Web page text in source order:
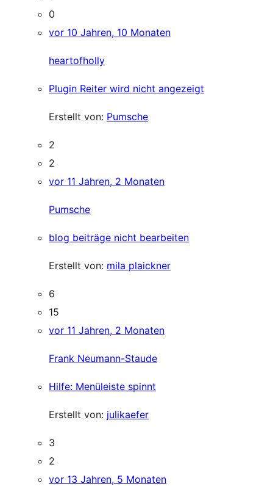
0
vor 10 Jahren, 10 Monaten
heartofholly
Plugin Reiter wird nicht angezeigt
Erstellt von: Pumsche
2
2
vor 11 Jahren, 2 Monaten
Pumsche
blog beiträge nicht bearbeiten
Erstellt von: mila plaickner
6
15
vor 11 Jahren, 2 Monaten
Frank Neumann-Staude
Hilfe: Menüleiste spinnt
Erstellt von: julikaefer
3
2
vor 13 Jahren, 5 Monaten